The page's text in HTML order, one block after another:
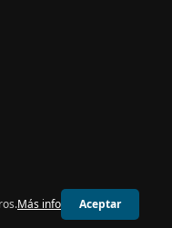
Más info Aceptar